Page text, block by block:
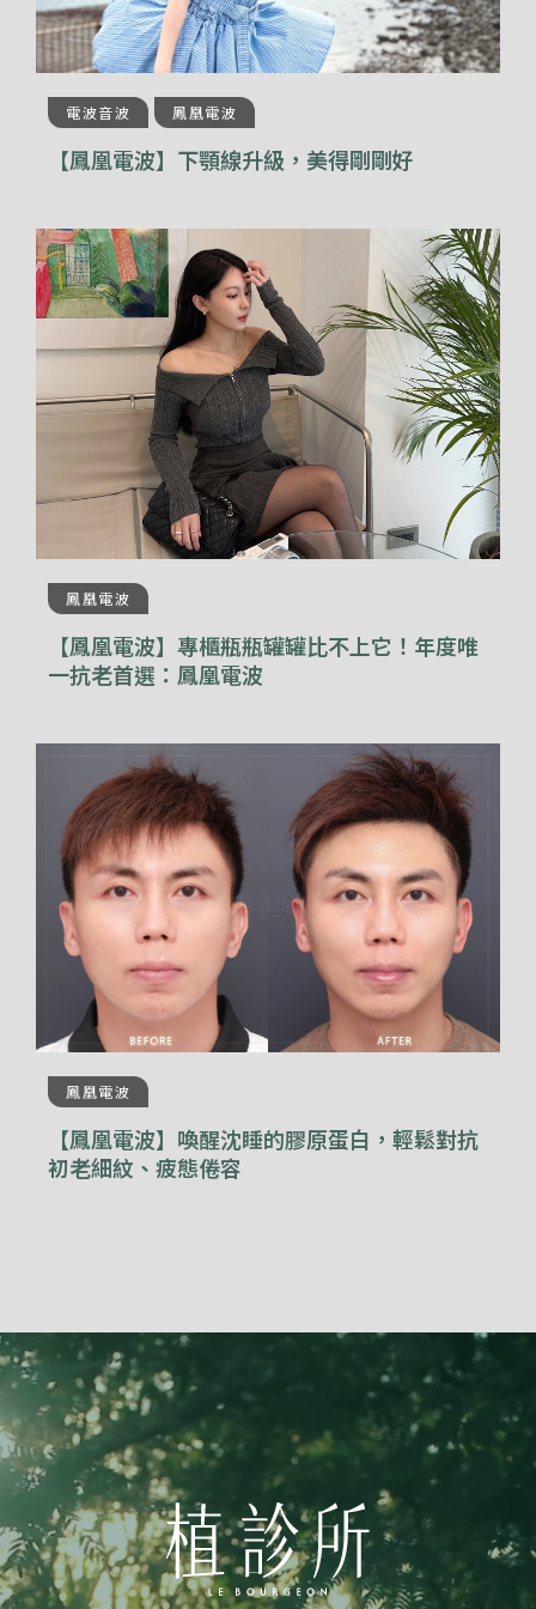
【鳳凰電波】下顎線升級，美得剛剛好
電波音波 鳳凰電波
【鳳凰電波】專櫃瓶瓶罐罐比不上它！年度唯
一抗老首選：鳳凰電波
鳳凰電波
【鳳凰電波】喚醒沈睡的膠原蛋白，輕鬆對抗
初老細紋、疲態倦容
鳳凰電波